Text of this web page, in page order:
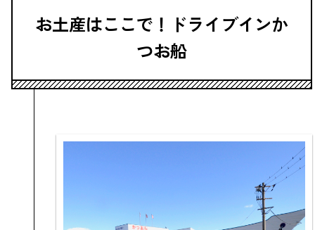
お土産はここで！ドライブインか
つお船